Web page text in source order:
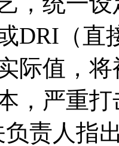
DRI（直
际值，
，严重
责人指